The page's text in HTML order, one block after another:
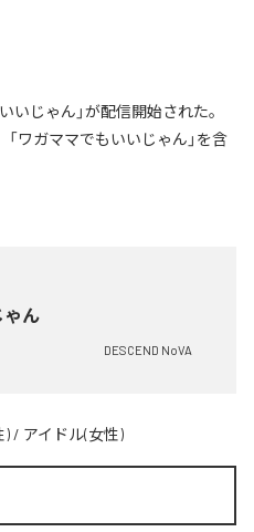
いじゃん」が配信開始された。
ワガママでもいいじゃん」を含
ゃん
DESCEND NoVA
) / アイドル(女性)